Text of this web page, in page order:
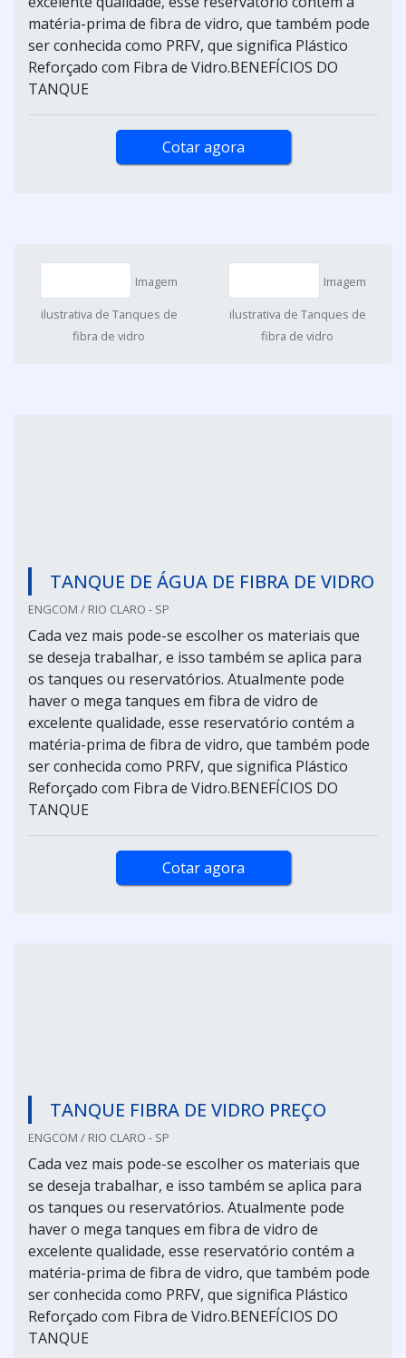
matéria-prima de fibra de vidro, que também pode
ser conhecida como PRFV, que significa Plástico
Reforçado com Fibra de Vidro.BENEFÍCIOS DO
TANQUE
Cotar agora
Imagem
ilustrativa de Tanques de
fibra de vidro
Imagem
ilustrativa de Tanques de
fibra de vidro
TANQUE DE ÁGUA DE FIBRA DE VIDRO
ENGCOM / RIO CLARO - SP
Cada vez mais pode-se escolher os materiais que
se deseja trabalhar, e isso também se aplica para
os tanques ou reservatórios. Atualmente pode
haver o mega tanques em fibra de vidro de
excelente qualidade, esse reservatório contém a
matéria-prima de fibra de vidro, que também pode
ser conhecida como PRFV, que significa Plástico
Reforçado com Fibra de Vidro.BENEFÍCIOS DO
TANQUE
Cotar agora
TANQUE FIBRA DE VIDRO PREÇO
ENGCOM / RIO CLARO - SP
Cada vez mais pode-se escolher os materiais que
se deseja trabalhar, e isso também se aplica para
os tanques ou reservatórios. Atualmente pode
haver o mega tanques em fibra de vidro de
excelente qualidade, esse reservatório contém a
matéria-prima de fibra de vidro, que também pode
ser conhecida como PRFV, que significa Plástico
Reforçado com Fibra de Vidro.BENEFÍCIOS DO
TANQUE